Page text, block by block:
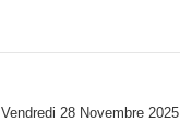
Vendredi 28 Novembre 2025